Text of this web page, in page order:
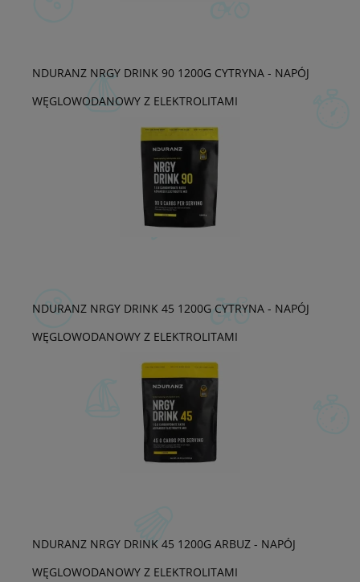
NDURANZ NRGY DRINK 90 1200G CYTRYNA - NAPÓJ
WĘGLOWODANOWY Z ELEKTROLITAMI
NDURANZ NRGY DRINK 45 1200G CYTRYNA - NAPÓJ
WĘGLOWODANOWY Z ELEKTROLITAMI
NDURANZ NRGY DRINK 45 1200G ARBUZ - NAPÓJ
WĘGLOWODANOWY Z ELEKTROLITAMI